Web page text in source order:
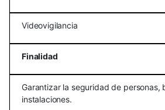
Videovigilancia
Finalidad
Garantizar la seguridad de personas,
instalaciones.